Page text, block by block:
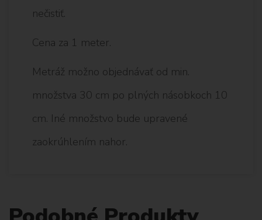
nečistiť.
Cena za 1 meter.
Metráž možno objednávať od min.
množstva 30 cm po plných násobkoch 10
cm. Iné množstvo bude upravené
zaokrúhlením nahor.